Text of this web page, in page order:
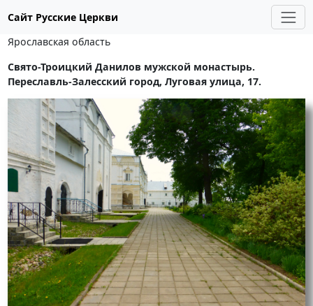
Сайт Русские Церкви
Ярославская область
Свято-Троицкий Данилов мужской монастырь.
Переславль-Залесский город, Луговая улица, 17.